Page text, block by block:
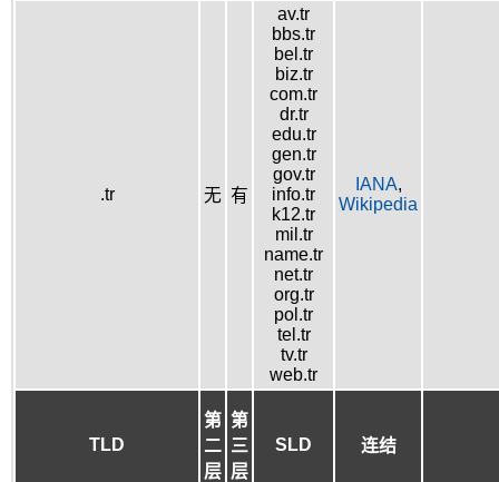
.tr 无 有
av.tr
bbs.tr
bel.tr
biz.tr
com.tr
dr.tr
edu.tr
gen.tr
gov.tr
info.tr
k12.tr
mil.tr
name.tr
net.tr
org.tr
pol.tr
tel.tr
tv.tr
web.tr
IANA,
Wikipedia
TLD
第
二
层
第
三
层
SLD 连结